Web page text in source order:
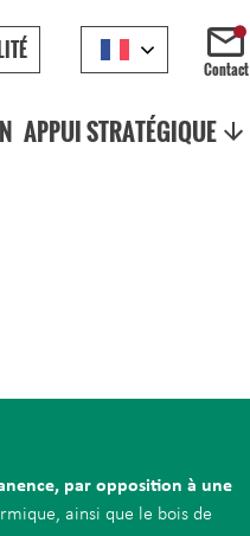
Contact
APPUI STRATÉGIQUE
par opposition à une
ainsi que le bois de